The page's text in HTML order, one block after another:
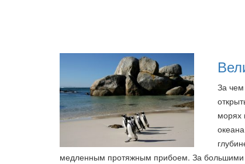
За
морях
медленным протяжным прибоем. За большими